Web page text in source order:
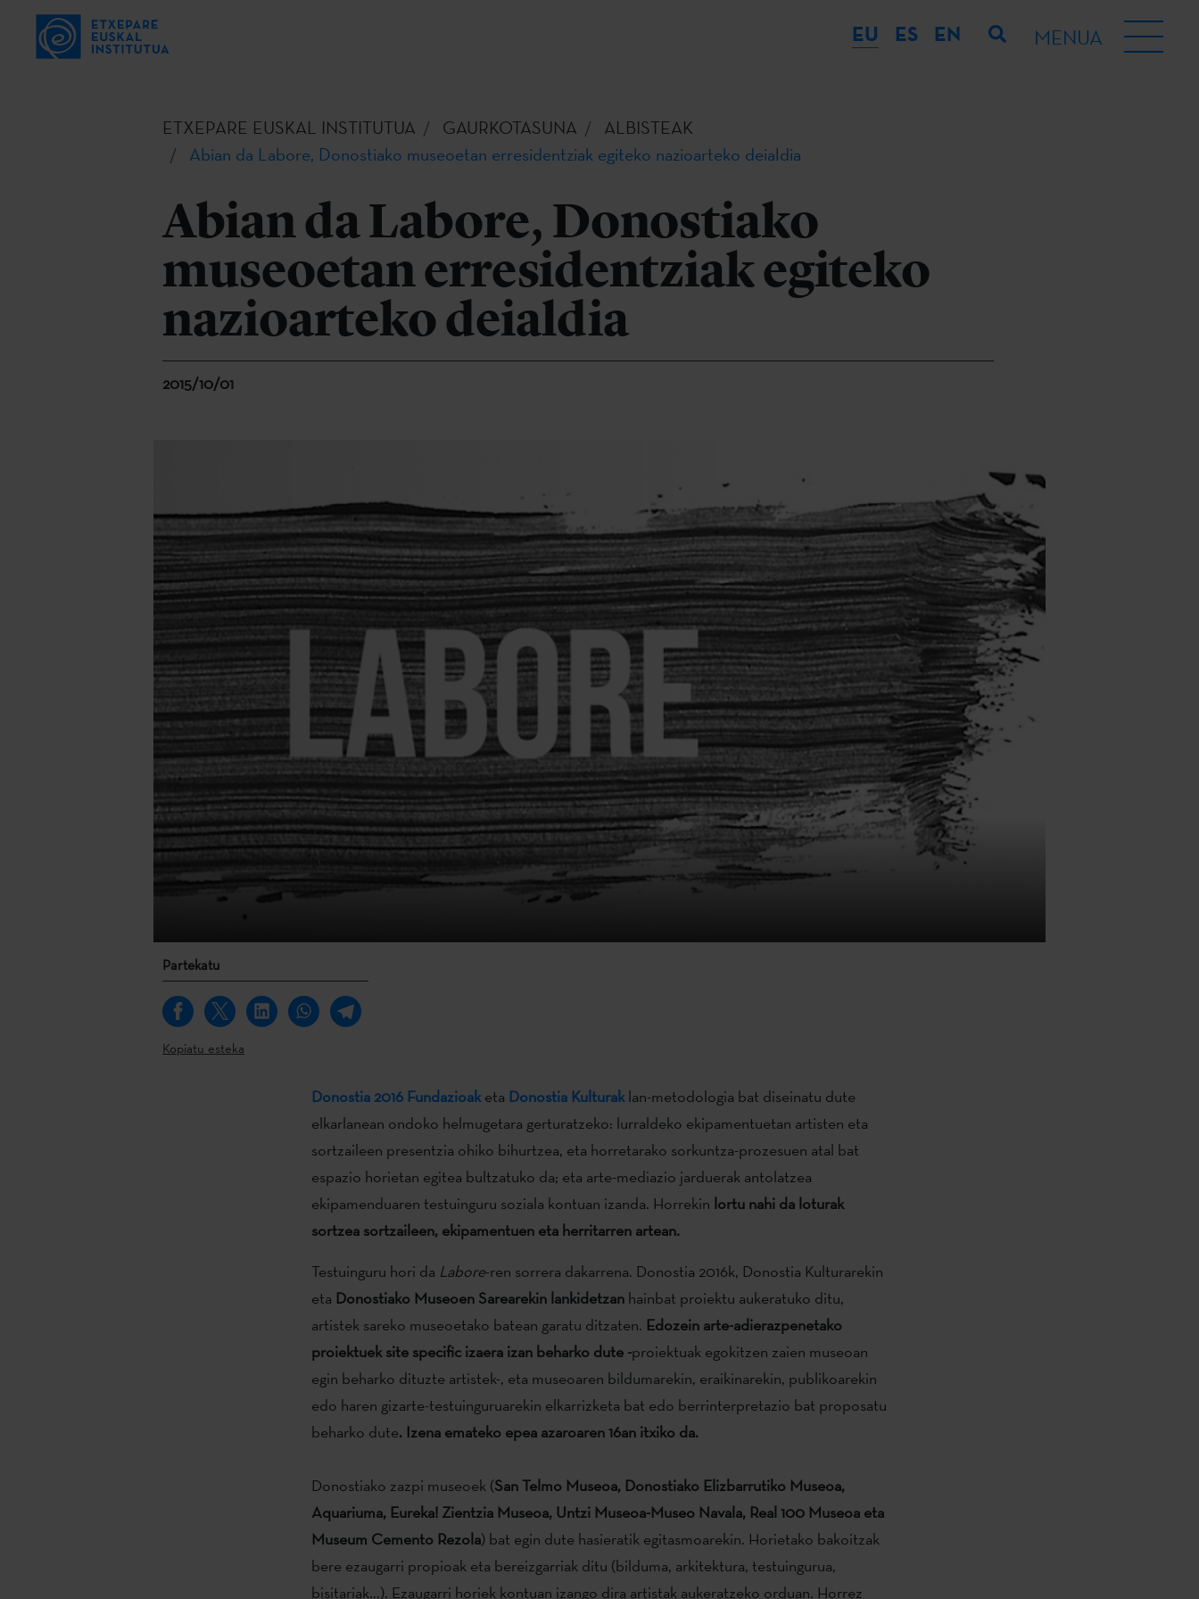
EU ES EN MENUA
ETXEPARE EUSKAL INSTITUTUA GAURKOTASUNA
ALBISTEAK
Abian da Labore, Donostiako museoetan erresidentziak egiteko nazioarteko deialdia
Abian da Labore, Donostiako
museoetan erresidentziak egiteko
nazioarteko deialdia
2015/10/01
Partekatu
Kopiatu esteka
Donostia 2016 Fundazioak eta Donostia Kulturak lan-metodologia bat diseinatu dute
elkarlanean ondoko helmugetara gerturatzeko: lurraldeko ekipamentuetan artisten eta
sortzaileen presentzia ohiko bihurtzea, eta horretarako sorkuntza-prozesuen atal bat
espazio horietan egitea bultzatuko da; eta arte-mediazio jarduerak antolatzea
ekipamenduaren testuinguru soziala kontuan izanda. Horrekin lortu nahi da loturak
sortzea sortzaileen, ekipamentuen eta herritarren artean.
Testuinguru hori da Labore-ren sorrera dakarrena. Donostia 2016k, Donostia Kulturarekin
eta Donostiako Museoen Sarearekin lankidetzanhainbat proiektu aukeratuko ditu,
artistek sareko museoetako batean garatu ditzaten. Edozein arte-adierazpenetako
proiektuek site specific izaera izan beharko dute -proiektuak egokitzen zaien museoan
egin beharko dituzte artistek-, eta museoaren bildumarekin, eraikinarekin, publikoarekin
edo haren gizarte-testuinguruarekin elkarrizketa bat edo berrinterpretazio bat proposatu
beharko dute. Izena emateko epea azaroaren 16an itxiko da.
Donostiako zazpi museoek (San Telmo Museoa, Donostiako Elizbarrutiko Museoa,
Aquariuma, Eureka! Zientzia Museoa, Untzi Museoa-Museo Navala, Real 100 Museoa eta
Museum Cemento Rezola) bat egin dute hasieratik egitasmoarekin. Horietako bakoitzak
bere ezaugarri propioak eta bereizgarriak ditu (bilduma, arkitektura, testuingurua,
bisitariak...). Ezaugarri horiek kontuan izango dira artistak aukeratzeko orduan. Horrez